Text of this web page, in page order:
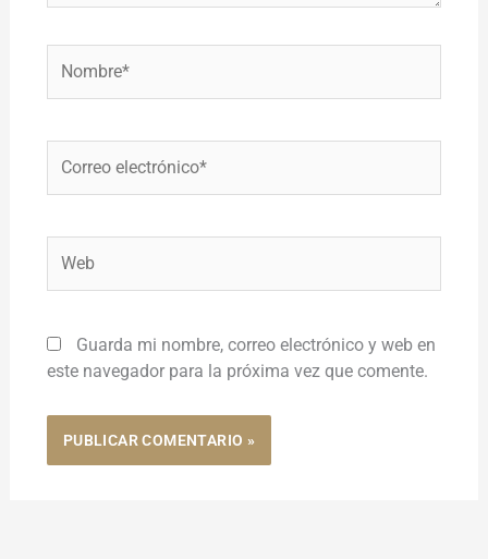
electrónico*
Guarda mi nombre, correo electrónico y web en
este navegador para la próxima vez que comente.